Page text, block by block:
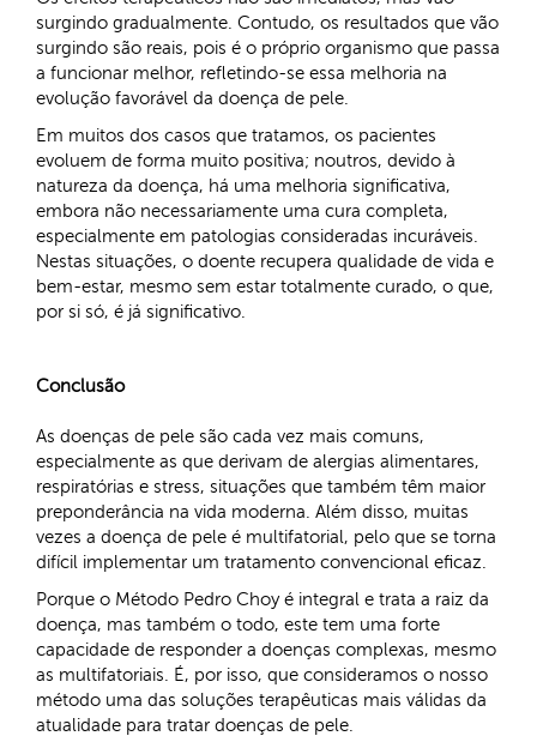
surgindo gradualmente. Contudo, os resultados que vão
surgindo são reais, pois é o próprio organismo que passa
a funcionar melhor, refletindo-se essa melhoria na
evolução favorável da doença de pele.
Em muitos dos casos que tratamos, os pacientes
evoluem de forma muito positiva; noutros, devido à
natureza da doença, há uma melhoria significativa,
embora não necessariamente uma cura completa,
especialmente em patologias consideradas incuráveis.
Nestas situações, o doente recupera qualidade de vida e
bem-estar, mesmo sem estar totalmente curado, o que,
por si só, é já significativo.
Conclusão
As doenças de pele são cada vez mais comuns,
especialmente as que derivam de alergias alimentares,
respiratórias e stress, situações que também têm maior
preponderância na vida moderna. Além disso, muitas
vezes a doença de pele é multifatorial, pelo que se torna
difícil implementar um tratamento convencional eficaz.
Porque o Método Pedro Choy é integral e trata a raiz da
doença, mas também o todo, este tem uma forte
capacidade de responder a doenças complexas, mesmo
as multifatoriais. É, por isso, que consideramos o nosso
método uma das soluções terapêuticas mais válidas da
atualidade para tratar doenças de pele.